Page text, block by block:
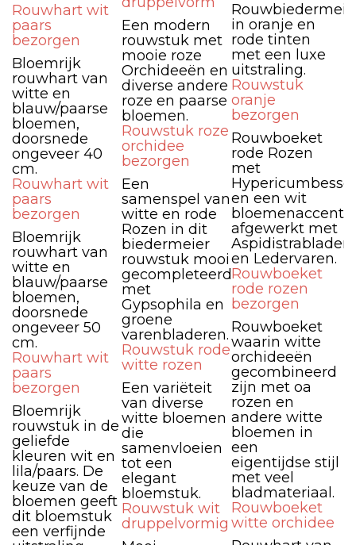
Rouwhart wit
paars
bezorgen
Bloemrijk
rouwhart van
witte en
blauw/paarse
bloemen,
doorsnede
ongeveer 40
cm.
Rouwhart wit
paars
bezorgen
Bloemrijk
rouwhart van
witte en
blauw/paarse
bloemen,
doorsnede
ongeveer 50
cm.
Rouwhart wit
paars
bezorgen
Bloemrijk
rouwstuk in de
geliefde
kleuren wit en
lila/paars. De
keuze van de
bloemen geeft
dit bloemstuk
een verfijnde
Een modern
rouwstuk met
mooie roze
Orchideeën en
diverse andere
roze en paarse
bloemen.
Rouwstuk roze
orchidee
bezorgen
Een
samenspel van
witte en rode
Rozen in dit
biedermeier
rouwstuk mooi
gecompleteerd
met
Gypsophila en
groene
varenbladeren.
Rouwstuk rode
witte rozen
Een variëteit
van diverse
witte bloemen
die
samenvloeien
tot een
elegant
bloemstuk.
Rouwstuk wit
druppelvormig
in oranje en
rode tinten
met een luxe
uitstraling.
Rouwstuk
oranje
bezorgen
Rouwboeket
rode Rozen
met
en een wit
bloemenaccent,
afgewerkt met
en Ledervaren.
Rouwboeket
rode rozen
bezorgen
Rouwboeket
waarin witte
orchideeën
gecombineerd
zijn met oa
rozen en
andere witte
bloemen in
een
eigentijdse stijl
met veel
bladmateriaal.
Rouwboeket
witte orchidee